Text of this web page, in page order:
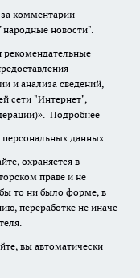
за комментарии
новости".
и анализа сведений,
сети "Интернет",
Подробнее
данных
охраняется в
праве и не
то ни было форме, в
переработке не иначе
вы автоматически